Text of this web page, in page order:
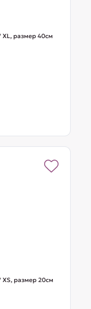
размер 40см
размер 20см